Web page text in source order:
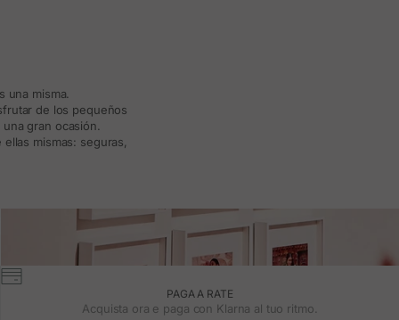
misma.
de los pequeños
gran ocasión.
mismas: seguras,
PAGA A RATE
Acquista ora e paga con Klarna al tuo ritmo.